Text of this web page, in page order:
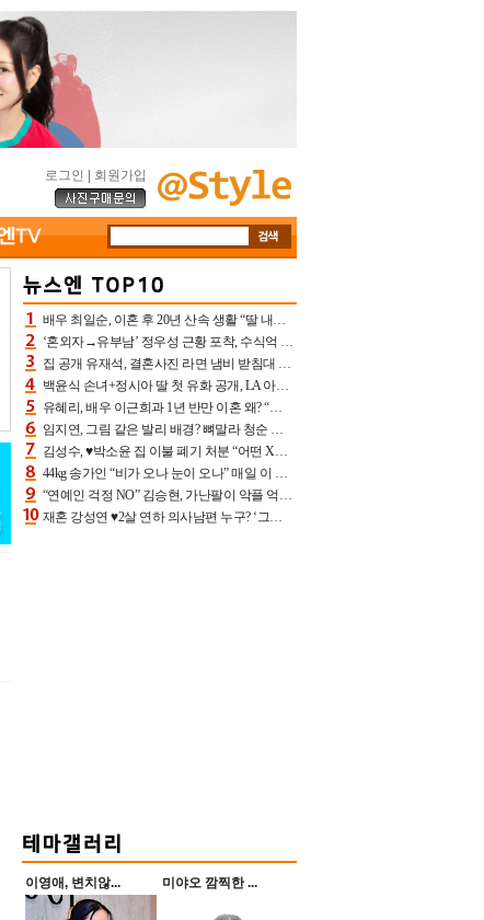
로그인 회원가입
배우 최일순, 이혼 후 20년 산속 생활 “딸 내가 버렸다고 원망‥맘 아파”(특종)[어제TV]
‘혼외자→유부남’ 정우성 근황 포착, 수식억 해킹 피해 후배 만났다 “존경하는”
집 공개 유재석, 결혼사진 라면 냄비 받침대 되고 분노‥가족사진도 피해(놀뭐)[어제TV]
백윤식 손녀+정시아 딸 첫 유화 공개, LA 아트쇼→서울국제조각페스타 작가다운 수준급 실력
유혜리, 배우 이근희과 1년 반만 이혼 왜? “식칼 꽂고 의자 던져” 충격 폭로(특종)[어제TV]
임지연, 그림 같은 발리 배경? 뼈말라 청순 비키니 핏에 상대 안 되네
김성수, ♥박소윤 집 이불 폐기 처분 “어떤 X이랑 썼을지 몰라” 질투(신랑수업2)[어제TV]
44kg 송가인 “비가 오나 눈이 오나” 매일 이 운동, 허벅지 근육량 상승+체지방 감소
“연예인 걱정 NO” 김승현, 가난팔이 악플 억울할만‥아내+딸과 日 여행
재혼 강성연 ♥2살 연하 의사남편 누구? ‘그알’ 자문의에 훈남 비주얼 초엘리트 스펙 [종합]
이영애, 변치않... 미야오 깜찍한 ...